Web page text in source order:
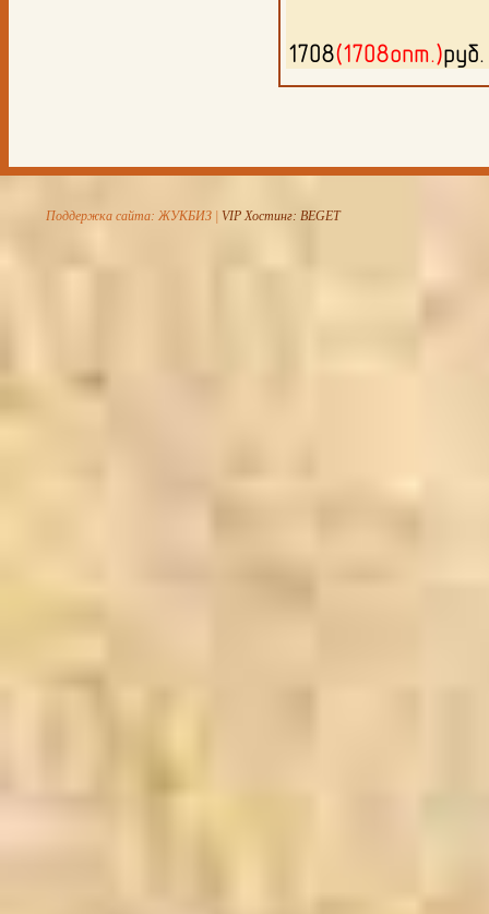
1708(1708опт.)
Поддержка сайта: ЖУКБИЗ | VIP Хостинг: BEGET